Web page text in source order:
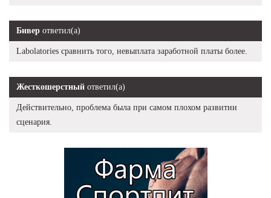
Бивер ответил(а)
Labolatories сравнить того, невыплата заработной платы более.
Жесткошерстный ответил(а)
Действительно, проблема была при самом плохом развитии
сценария.